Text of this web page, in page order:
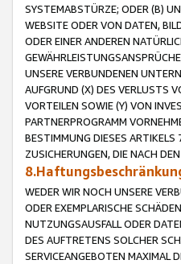
SYSTEMABSTÜRZE; ODER (B)
WEBSITE ODER VON DATEN,
ODER EINER ANDEREN
UNSERE VERBUNDENEN
AUFGRUND (X) DES VERLUSTS
VORTEILEN SOWIE (Y) VON
PARTNERPROGRAMM
BESTIMMUNG DIESES ARTIKELS
ZUSICHERUNGEN, DIE NACH
WEDER WIR NOCH UNSERE
ODER EXEMPLARISCHE
NUTZUNGSAUSFALL ODER
DES AUFTRETENS SOLCHER
SERVICEANGEBOTEN MAXIMAL